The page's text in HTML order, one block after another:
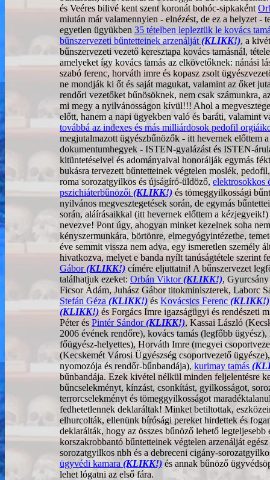
és Veéres bilivé kent szent koronát bohóc-sipkaként
miután már valamennyien - elnézést, de ez a helyzet -
egyetlen ügyükben 35 tételben lepleztük le kovács
bűnszervezeti bűntetteinek arzenálját (KLIKK!), a
bűnszervezeti vezető keresztapa kovács tamásnál,
amelyeket így kovács tamás az elkövetőknek: nánási
szabó ferenc, horváth imre és kopasz zsolt
ne mondják ki őt és saját magukat, valamint az őket
rendőri vezetőket bűnösöknek, nem csak számunkra,
mi megy a nyilvánosságon kívül!!! Ahol a
előtt, hanem a napi ügyekben való és baráti, valamint
továbbá az indexes és más milliárdosok pedofil
megjutalmazott ügyészbűnözők - itt hevernek előttem
dokumentumhegyek - ISTEN-gyalázást és ISTEN-
kitüntetéseivel és adományaival honorálják egymás
bukásra tervezett bűntetteinek végtelen moslék,
roma sorozatgyilkos és újságíró-üldöző, elektrosokkos
pszichiáterbűnözői (KLIKK!) és tömeggyilkossági
nyilvános megvesztegetések során, de egymás
során, aláírásaikkal (itt hevernek előttem a
nevezve! Pont úgy, ahogyan minket kezelnek soha
kényszermunkára, börtönre, elmegyógyintézetbe,
éve semmit vissza nem adva, egy ismeretlen személy
hivatkozva, melyet e banda nyílt tanúságtétele szerint
Gábor(KLIKK!) címére eljuttatni! A bűnszervezet
találhatjuk ezeket: Orbán Viktor(KLIKK!),
Ficsor Ádám, Juhász Gábor titokminiszterek, Laborc
Stefán Géza(KLIKK!)és Kovácsics Ferenc(KLIKK!)
(KLIKK!) és Forgács Imre igazságügyi és
Péter és Pintér Sándor(KLIKK!), Kassai László
2006 évének rendőre), kovács tamás (legfőbb
főügyész-helyettes), Horváth Imre (megyei
(Kecskemét Városi Ügyészség csoportvezető
nyomozója és rendőr-bűnbandája), kurimay tamás
bűnbandája. Ezek kivétel nélkül minden feljelentésre
bűncselekményt, kínzást, csonkítást, gyilkosságot,
terrorcselekményt és tömeggyilkosságot
fedhetetlennek deklaráltak! Minket betiltottak,
elhurcolták, ellenünk bírósági pereket hirdettek és
deklarálták, hogy az összes bűnöző lehető
korszakrobbantó bűntetteinek végtelen arzenálját
sorozatgyilkos nbh és a debreceni cigány-
ügyvédi kamara (KLIKK!) és annak bűnöző
lehet lógatni az első fára.